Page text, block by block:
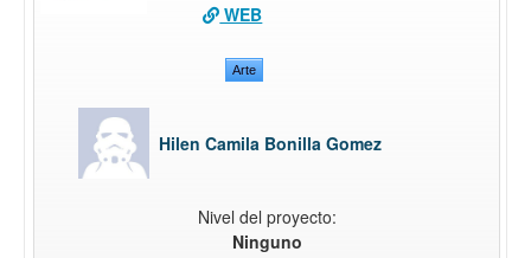
WEB
Arte
Hilen Camila Bonilla Gomez
Nivel del proyecto:
Ninguno